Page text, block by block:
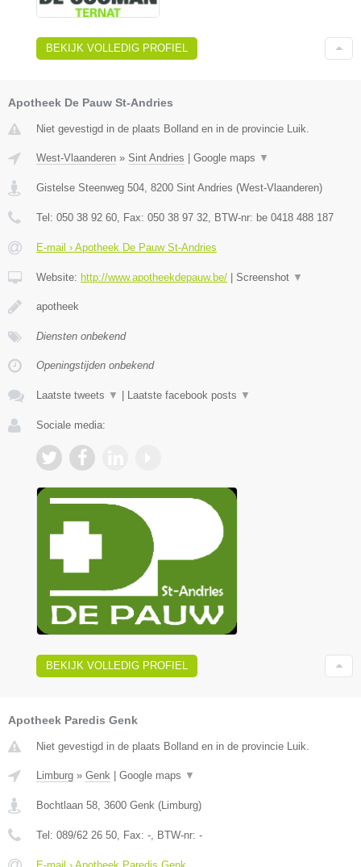
BEKIJK VOLLEDIG PROFIEL
Apotheek De Pauw St-Andries
Niet gevestigd in de plaats Bolland en in de provincie Luik.
West-Vlaanderen » Sint Andries Google maps ▼
Gistelse Steenweg 504, 8200 Sint Andries (West-Vlaanderen)
Tel: 050 38 92 60, Fax: 050 38 97 32, BTW-nr: be 0418 488 187
E-mail › Apotheek De Pauw St-Andries
Website: http://www.apotheekdepauw.be/ Screenshot ▼
apotheek
Diensten onbekend
Openingstijden onbekend
Laatste tweets ▼ Laatste facebook posts ▼
Sociale media:
BEKIJK VOLLEDIG PROFIEL
Apotheek Paredis Genk
Niet gevestigd in de plaats Bolland en in de provincie Luik.
Limburg » Genk Google maps ▼
Bochtlaan 58 3600 Genk ( Limburg)
Tel: 089/62 26 50 , Fax: - , BTW-nr: -